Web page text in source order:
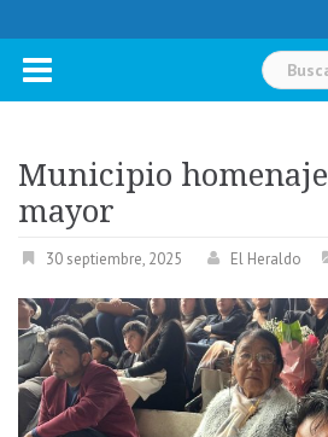
Buscar:
Municipio
mayor
30 septiembre, 2025 El Heraldo